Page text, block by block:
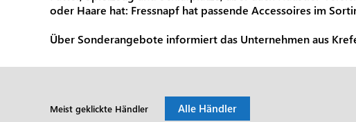
oder Haare hat: Fressnapf hat passende Accessoires im
Über Sonderangebote informiert das Unternehmen aus
Meist geklickte Händler Alle Händler